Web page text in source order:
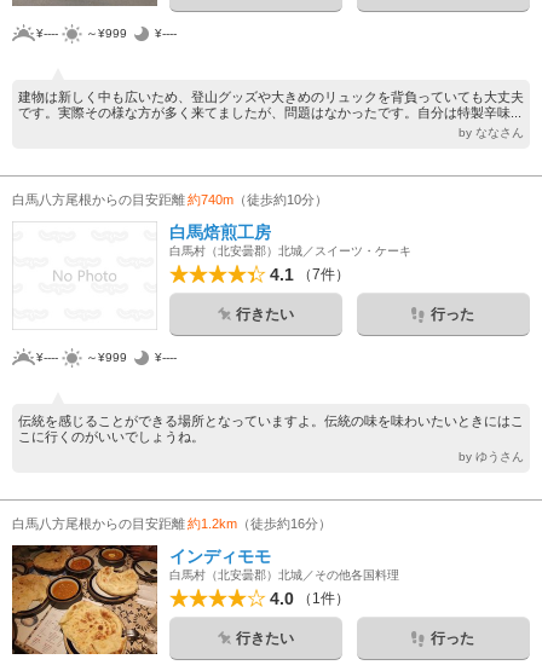
¥---- ～¥999 ¥----
建物は新しく中も広いため、登山グッズや大きめのリュックを背負っていても大丈夫
です。実際その様な方が多く来てましたが、問題はなかったです。自分は特製辛味...
by ななさん
白馬八方尾根からの目安距離約740m （徒歩約10分）
白馬焙煎工房
白馬村（北安曇郡）北城／スイーツ・ケーキ
4.1 （7件）
行きたい 行った
¥---- ～¥999 ¥----
伝統を感じることができる場所となっていますよ。伝統の味を味わいたいときにはこ
こに行くのがいいでしょうね。
by ゆうさん
白馬八方尾根からの目安距離約1.2km （徒歩約16分）
インディモモ
白馬村（北安曇郡）北城／その他各国料理
4.0 （1件）
行きたい 行った